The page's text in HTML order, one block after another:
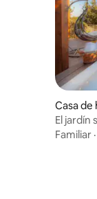
Casa
El jardín
Familiar ·